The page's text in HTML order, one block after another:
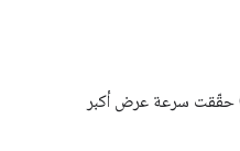
حقّقت سرعة عرض أكبر